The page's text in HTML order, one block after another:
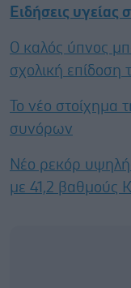
Ειδήσεις υγείας
Ο καλός ύπνος
σχολική
Το νέο στοίχημα
συνόρων
Νέο ρεκόρ
με 41,2 βαθμούς